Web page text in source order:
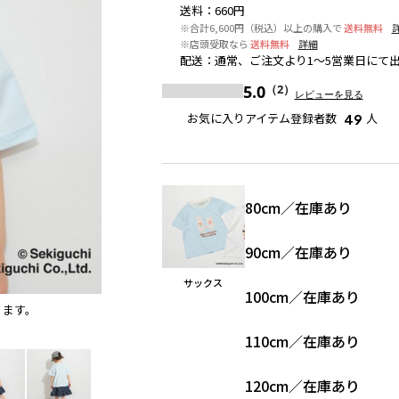
す。
送料： 660円
※合計6,600円（税込）以上の購入で送料無料
※店頭受取なら 送料無料 詳細
配送 ： 通常、ご注文より1～5営業日にて
5.0（2） レビューを見る
お気に入りアイテム登録者数 49 人
サックス
80cm／在庫あり
90cm／在庫あり
100cm／在庫あり
110cm／在庫あり
120cm／在庫あり